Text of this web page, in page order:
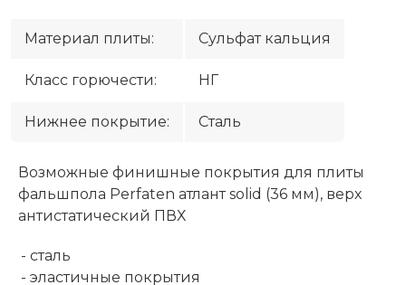
Материал плиты: Сульфат кальция
Класс горючести: НГ
Нижнее покрытие: Сталь
Возможные финишные покрытия для плиты
фальшпола Perfaten атлант solid (36 мм), верх
антистатический ПВХ
- сталь
- эластичные покрытия